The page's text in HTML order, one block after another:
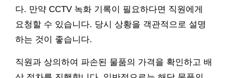
다. 만약 CCTV 녹화 기록이 필요하다면 직원에게
요청할 수 있습니다. 당시 상황을 객관적으로 설명
하는 것이 좋습니다.
직원과 상의하여 파손된 물품의 가격을 확인하고 배